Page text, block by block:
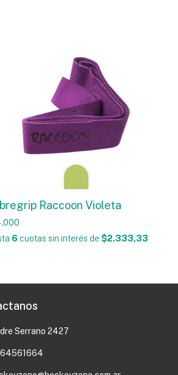
Raccoon Violeta
6 cuotas sin interés de $2.333,33
Serrano 2427